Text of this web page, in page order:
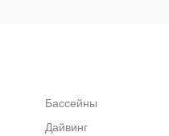
Бассейны
Дайвинг